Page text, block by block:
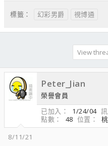
標籤： 幻彩男爵 視博通
View
Peter_Jian
榮譽會員
已加入
1/24/04
點數
48 位置
8/11/21